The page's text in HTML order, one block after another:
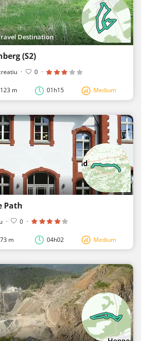
Destination
(S2)
· 0 ·
123 m 01h15 Medium
Path
· 0 ·
73 m 04h02 Medium